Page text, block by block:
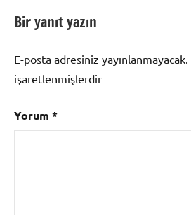
randevu
Bir yanıt yazın
E-posta adresiniz yayınlanmayacak.
işaretlenmişlerdir
Yorum *